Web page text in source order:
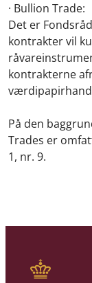
· Bullion Trade:
Det er
kontrakter vil
kontrakterne
På den
Trades er
1, nr. 9.